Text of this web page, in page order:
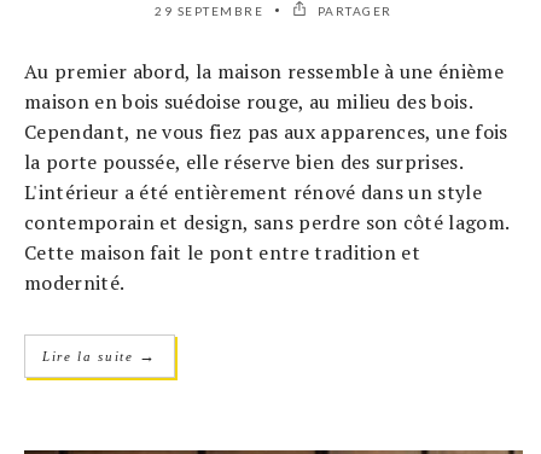
29 SEPTEMBRE PARTAGER
Au premier abord, la maison ressemble à une énième
maison en bois suédoise rouge, au milieu des bois.
Cependant, ne vous fiez pas aux apparences, une fois
la porte poussée, elle réserve bien des surprises.
L'intérieur a été entièrement rénové dans un style
contemporain et design, sans perdre son côté lagom.
Cette maison fait le pont entre tradition et
modernité.
Lire la suite →